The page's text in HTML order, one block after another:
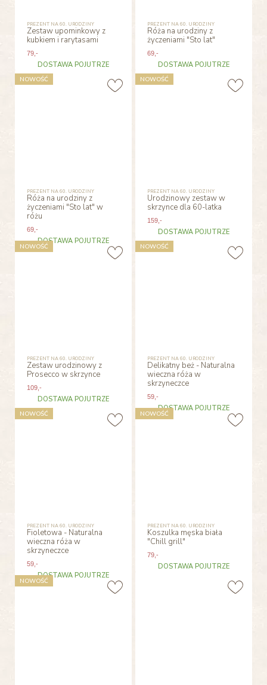
PREZENT NA 60. URODZINY
Zestaw upominkowy z
kubkiem i rarytasami
79,-
DOSTAWA POJUTRZE
PREZENT NA 60. URODZINY
Róża na urodziny z
życzeniami "Sto lat"
69 ,-
DOSTAWA POJUTRZE
PREZENT NA 60. URODZINY
Róża na urodziny z
życzeniami "Sto lat" w
różu
69,-
DOSTAWA POJUTRZE
NOWOŚĆ
PREZENT NA 60. URODZINY
Urodzinowy zestaw w
skrzynce dla 60-latka
159 ,-
DOSTAWA POJUTRZE
NOWOŚĆ
PREZENT NA 60. URODZINY
Zestaw urodzinowy z
Prosecco w skrzynce
109,-
DOSTAWA POJUTRZE
NOWOŚĆ
PREZENT NA 60. URODZINY
Delikatny beż - Naturalna
wieczna róża w
skrzyneczce
59 ,-
DOSTAWA POJUTRZE
NOWOŚĆ
PREZENT NA 60. URODZINY
Fioletowa - Naturalna
wieczna róża w
skrzyneczce
59,-
DOSTAWA POJUTRZE
NOWOŚĆ
PREZENT NA 60. URODZINY
Koszulka męska biała
"Chill grill"
79 ,-
DOSTAWA POJUTRZE
NOWOŚĆ
NOWOŚĆ